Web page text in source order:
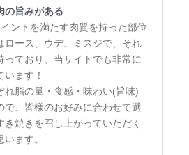
の旨みがある
ントを満たす肉質を持った部位
ロース、ウデ、ミスジで、それ
っており、当サイトでも非常に
います！
れ脂の量・食感・味わい(旨味)
で、皆様のお好みに合わせて選
焼きを召し上がっていただく
ます。